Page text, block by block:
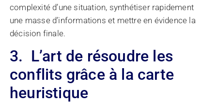
complexité d’une situation, synthétiser rapidement
une masse d’informations et mettre en évidence la
décision finale.
3. L’art de résoudre les
conflits grâce à la carte
heuristique